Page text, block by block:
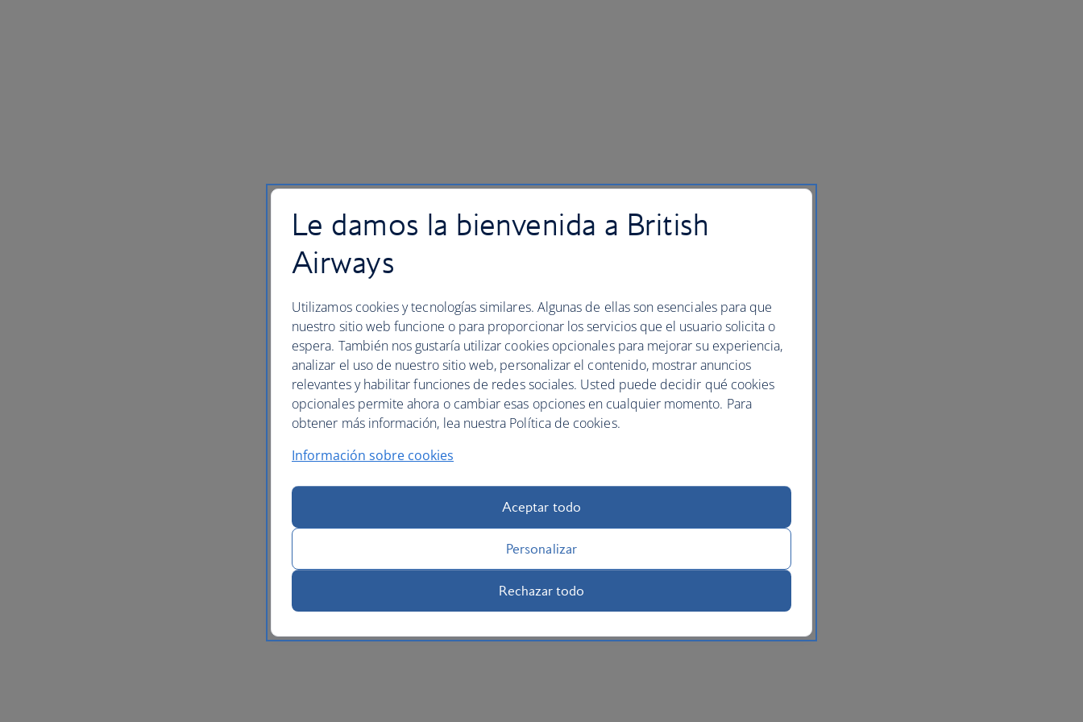
Le damos la bienvenida a British
Airways
Utilizamos cookies y tecnologías similares. Algunas de ellas son esenciales para que
nuestro sitio web funcione o para proporcionar los servicios que el usuario solicita o
espera. También nos gustaría utilizar cookies opcionales para mejorar su experiencia,
analizar el uso de nuestro sitio web, personalizar el contenido, mostrar anuncios
relevantes y habilitar funciones de redes sociales. Usted puede decidir qué cookies
opcionales permite ahora o cambiar esas opciones en cualquier momento. Para
obtener más información, lea nuestra Política de cookies.
Información sobre cookies
Aceptar todo
Personalizar
Rechazar todo